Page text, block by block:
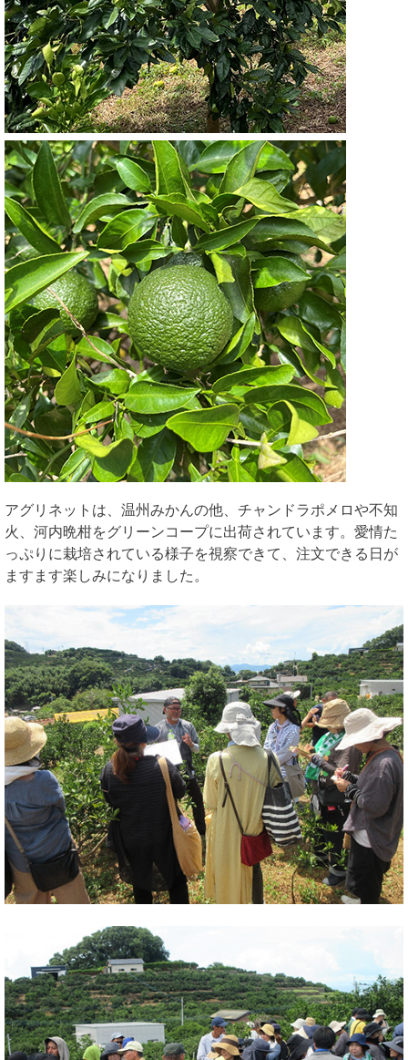
アグリネットは、温州みかんの他、チャンドラポメロや不知
火、河内晩柑をグリーンコープに出荷されています。愛情た
っぷりに栽培されている様子を視察できて、注文できる日が
ますます楽しみになりました。